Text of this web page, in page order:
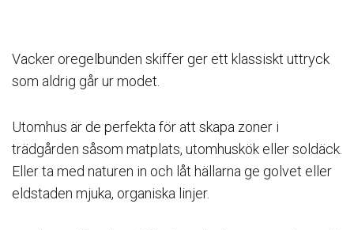
Vacker oregelbunden skiffer ger ett klassiskt uttryck
som aldrig går ur modet.
Utomhus är de perfekta för att skapa zoner i
trädgården såsom matplats, utomhuskök eller soldäck.
Eller ta med naturen in och låt hällarna ge golvet eller
eldstaden mjuka, organiska linjer.